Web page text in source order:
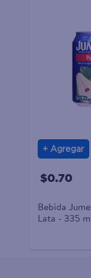
Agregar
$0.70
Bebida
Lata - 335